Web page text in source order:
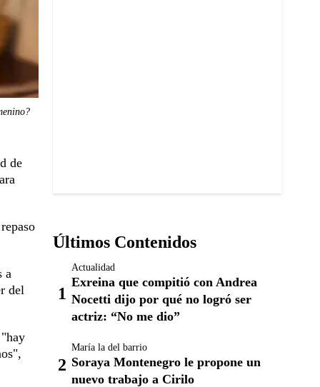
de
a
del
Últimos Contenidos
Actualidad
Exreina que compitió con Andrea
Nocetti dijo por qué no logró ser
actriz: “No me dio”
María la del barrio
Soraya Montenegro le propone un
nuevo trabajo a Cirilo